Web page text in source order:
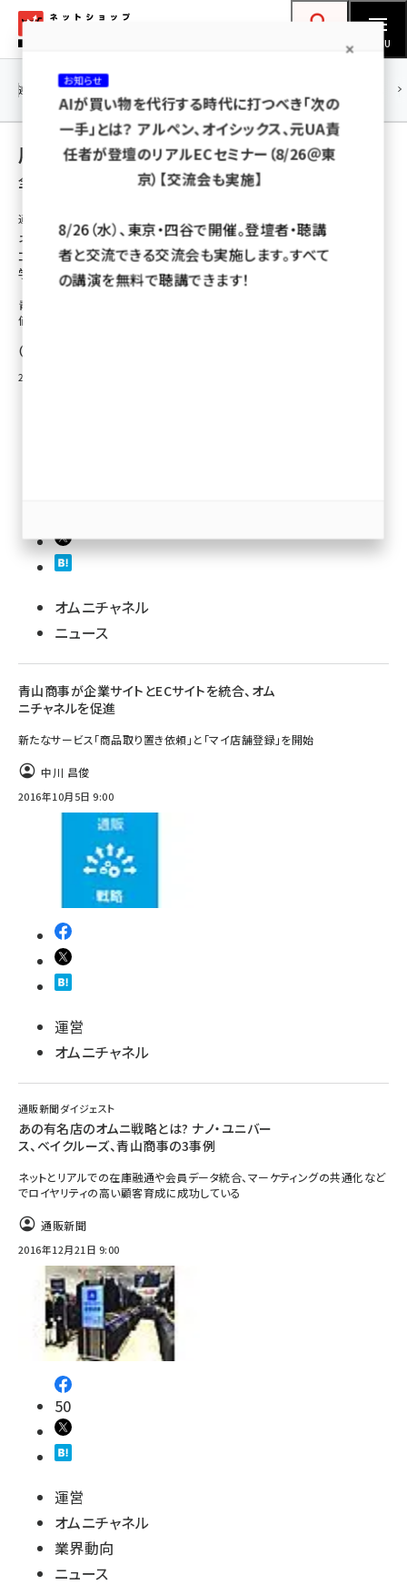
ン
ネットショップ担当者フォーラム
MENU
yahoo (1900)
楽天 (1871)
連載・特集 |
用語「青山商事」 が使われている記事の一覧
全 35 記事中 1 ～ 35 を表示中
通販新聞ダイジェスト
ネットと実店舗の融合が進む青山商事、パル
コ、メガネースーパーのオムニチャネル事例を
学ぶ
青山商事、パルコ、メガネースーパーはネットとリアルを融合することで企業
価値を高め、販売成果として数字に反映させている
2015年2月19日 10:00
オムニチャネル
ニュース
青山商事が企業サイトとECサイトを統合、オム
ニチャネルを促進
新たなサービス「商品取り置き依頼」と「マイ店舗登録」を開始
中川 昌俊
2016年10月5日 9:00
運営
オムニチャネル
通販新聞ダイジェスト
あの有名店のオムニ戦略とは? ナノ・ユニバー
ス、ベイクルーズ、青山商事の3事例
ネットとリアルでの在庫融通や会員データ統合、マーケティングの共通化など
でロイヤリティの高い顧客育成に成功している
通販新聞
2016年12月21日 9:00
50
運営
オムニチャネル
業界動向
ニュース
お知らせ
AIが買い物を代行する時代に打つべき「次の
一手」とは？ アルペン、オイシックス、元UA責
任者が登壇のリアルECセミナー（8/26＠東
京）【交流会も実施】
8/26（水）、東京・四谷で開催。登壇者・聴講
者と交流できる交流会も実施します。すべて
の講演を無料で聴講できます！
参加登録はこちら↑